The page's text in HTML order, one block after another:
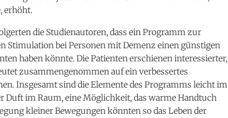
erhöht.
die Studienautoren, dass ein Programm zur
Stimulation bei Personen mit Demenz einen günstigen
haben könnte. Die Patienten erschienen interessierter,
zusammengenommen auf ein verbessertes
Insgesamt sind die Elemente des Programms leicht im
Duft im Raum, eine Möglichkeit, das warme Handtuch
kleiner Bewegungen könnten so das Leben der